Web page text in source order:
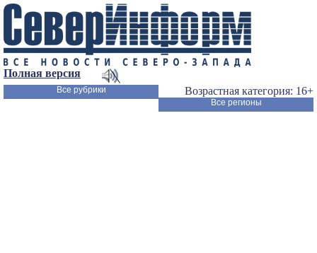
Полная версия
Возрастная категория: 16+
Все рубрики
Все регионы